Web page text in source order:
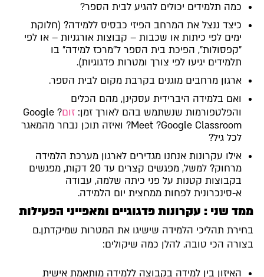
כמה תלמידים יכולים להגיע לבית הספר?
כיצד ננצל את המרחב הפיזי כבסיס ללמידה? (חלוקת
ימים לפי כיתות או שכבות – קבוצות אורגניות – או לפי
"קפסולות", הפיכת בית הספר ל"מרכז למידה" בו
תלמידים יגיעו לפי צורך ומטרות פדגוגיות).
ארגון מרחבים מוגנים בקרבת מקום לבית הספר.
ואם בלמידה היברידית עסקינן, מהם הכלים
והפלטפורמות שנשתמש בהם לאורך זמן: זום
? Google
Meet ?Google Classroom? ואיזה תוכן נבחר מהמאגר
לכל גיל?
אילו עקרונות אנחנו מגדירים לארגון מערכת הלמידה
מרחוק? למשל, מפגשים קצרים עד 20 דקות, מפגשים
בקבוצות קטנות על פני כיתה שלמה, עבודה
א-סינכרונית לפחות ממחצית יום הלמידה.
ממד שני : עקרונות פדגוגיים ומאפייני הפעילות
בחירת תהליכי הלמידה שישיגו את המטרות שמיקדתן.ם
בצורה הכי טובה. להלן כמה שיקולים:
האיזון בין למידה בקבוצה ללמידה מותאמת אישית